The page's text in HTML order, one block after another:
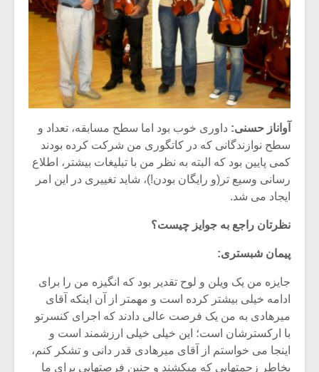
آواناز حسنی: داوری خوب بود اما سطح مسابقه، تعداد و
سطح نوازندگانی که در کاتگوری من شرکت کرده بودند
کمی پایین بود که البته به نظر من با تبلیغات بیشتر، اطلاع
رسانی وسیع تر(و رایگان بودن!)، شاید تغییری در این امر
ایجاد می شد.
نظرتان راجع به جوایز چیست؟
پیمان شبستری:
جایزه من یک ویلن و لوح تقدیر بود که انگیزه من را برای
ادامه خیلی بیشتر کرده است و مهمتر از آن اینکه آقای
میرهادی به من یک فرصت عالی دادند که اجرای کنسرتو
با ارکسترشان است؛ این خیلی خیلی ارزشمند است و
اینجا می خواستم از آقای میرهادی قدر دانی و تشکر کنم،
بخاطر زحمتهایی که میکشند و چنین فرصتهایی برای ما